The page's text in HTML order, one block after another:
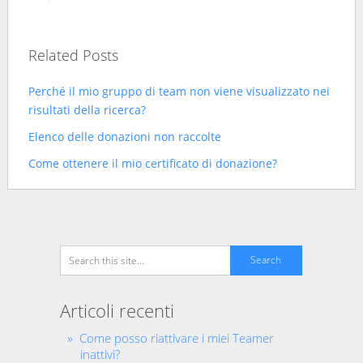
Related Posts
Perché il mio gruppo di team non viene visualizzato nei
risultati della ricerca?
Elenco delle donazioni non raccolte
Come ottenere il mio certificato di donazione?
Articoli recenti
Come posso riattivare i miei Teamer
inattivi?